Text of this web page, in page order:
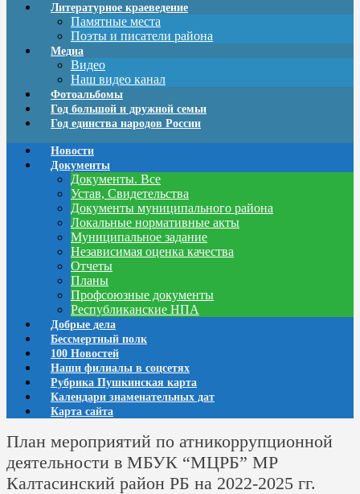
Литературное краеведение
Памятные места
Поэты и писатели района
Медиа
Видео
Наш видео канал
Фотоальбомы
Год большой и дружной семьи
Год единства народов России
Новости
Документы
Документы. Все
Устав, Свидетельства
Документы муниципального района
Локальные нормативные акты
Муниципальное задание
Независимая оценка качества
Отчеты
Планы
Профсоюзные документы
Республиканские НПА
Добрые дела
Бессмертный полк
100 Новостей
Наши филиалы в соцсетях
Рубрика Пушкинская карта
Календари знаменательных дат
Карта сайта
План мероприятий по атникоррупционной
деятельности в МБУК “МЦРБ” МР
Калтасинский район РБ на 2022-2025 гг.